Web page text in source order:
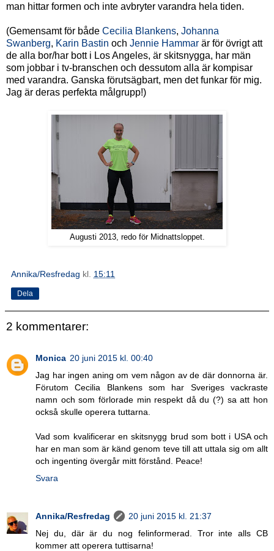
man hittar formen och inte avbryter varandra hela tiden.
(Gemensamt för både Cecilia Blankens, Johanna
Swanberg, Karin Bastin och Jennie Hammar är för övrigt att
de alla bor/har bott i Los Angeles, är skitsnygga, har män
som jobbar i tv-branschen och dessutom alla är kompisar
med varandra. Ganska förutsägbart, men det funkar för mig.
Jag är deras perfekta målgrupp!)
Augusti 2013, redo för Midnattsloppet.
Annika/Resfredag kl. 15:11
Dela
2 kommentarer:
Monica 20 juni 2015 kl. 00:40
Jag har ingen aning om vem någon av de där donnorna är.
Förutom Cecilia Blankens som har Sveriges vackraste
namn och som förlorade min respekt då du (?) sa att hon
också skulle operera tuttarna.
Vad som kvalificerar en skitsnygg brud som bott i USA och
har en man som är känd genom teve till att uttala sig om allt
och ingenting övergår mitt förstånd. Peace!
Svara
Annika/Resfredag
20 juni 2015 kl. 21:37
Nej du, där är du nog felinformerad. Tror inte alls CB
kommer att operera tuttisarna!